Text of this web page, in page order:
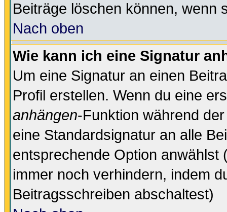
Beiträge löschen können, wenn
Nach oben
Wie kann ich eine Signatur
Um eine Signatur an einen
Profil erstellen. Wenn du eine
anhängen-Funktion während
eine Standardsignatur an alle
entsprechende Option anwählst
immer noch verhindern, indem
Beitragsschreiben abschaltest)